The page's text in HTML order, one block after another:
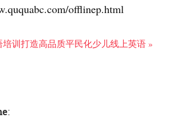
offlinep.html
培训打造高品质平民化少儿线上英语 »
: